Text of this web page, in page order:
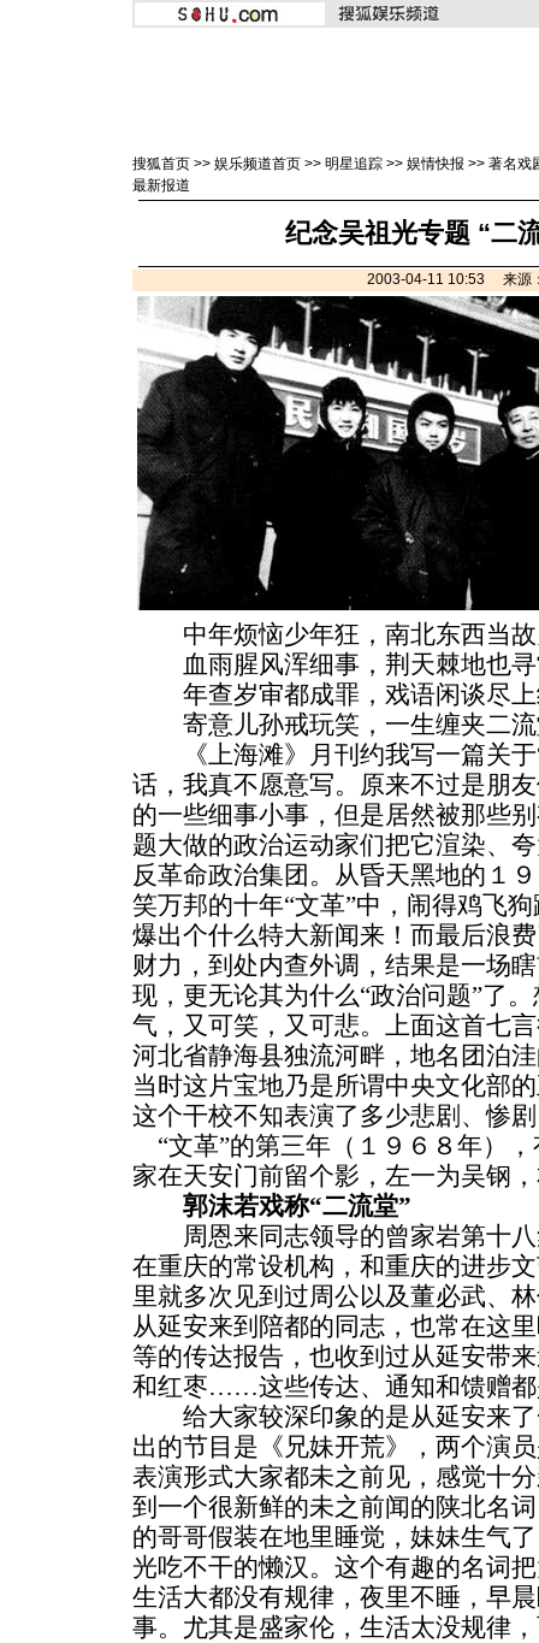
搜狐首页 >> 娱乐频道首页 >> 明星追踪 >> 娱情快报 >> 著名戏
最新报道
纪念吴祖光专题 “二
2003-04-11 10:53 来源
中年烦恼少年狂，南北东西当故
血雨腥风浑细事，荆天棘地也寻
年查岁审都成罪，戏语闲谈尽上
寄意儿孙戒玩笑，一生缠夹二流
《上海滩》月刊约我写一篇关于
话，我真不愿意写。原来不过是朋
的一些细事小事，但是居然被那些
题大做的政治运动家们把它渲染、
反革命政治集团。从昏天黑地的１
笑万邦的十年“文革”中，闹得鸡飞
爆出个什么特大新闻来！而最后浪
财力，到处内查外调，结果是一场
现，更无论其为什么“政治问题”了
气，又可笑，又可悲。上面这首七
河北省静海县独流河畔，地名团泊
当时这片宝地乃是所谓中央文化部
这个干校不知表演了多少悲剧、惨
“文革”的第三年（１９６８年）
家在天安门前留个影，左一为吴钢
郭沫若戏称“二流堂”
周恩来同志领导的曾家岩第十八
在重庆的常设机构，和重庆的进步
里就多次见到过周公以及董必武、
从延安来到陪都的同志，也常在这
等的传达报告，也收到过从延安带
和红枣……这些传达、通知和馈赠都
给大家较深印象的是从延安来了
出的节目是《兄妹开荒》，两个演
表演形式大家都未之前见，感觉十
到一个很新鲜的未之前闻的陕北名
的哥哥假装在地里睡觉，妹妹生气
光吃不干的懒汉。这个有趣的名词
生活大都没有规律，夜里不睡，早
事。尤其是盛家伦，生活太没规律